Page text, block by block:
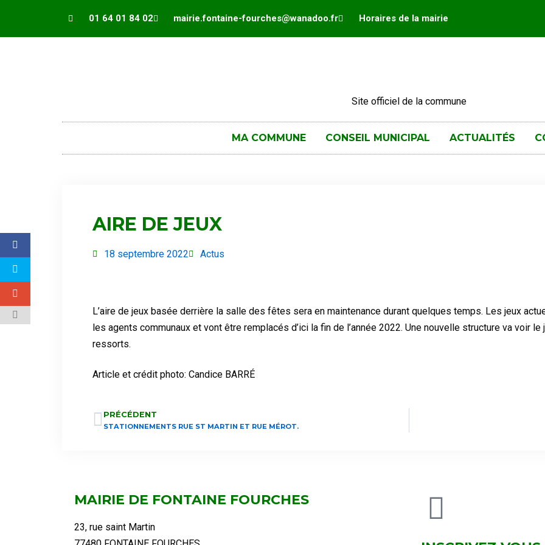
01 64 01 84 02 mairie.fontaine-fourches@wanadoo.fr Horaires de la mairie
Site officiel de la commune
MA COMMUNE CONSEIL MUNICIPAL ACTUALITÉS
AIRE DE JEUX
18 septembre 2022 Actus
L’aire de jeux basée derrière la salle des fêtes sera en maintenance durant quelques temps. Les jeux
les agents communaux et vont être remplacés d’ici la fin de l’année 2022. Une nouvelle structure va voir le
ressorts.
Article et crédit photo: Candice BARRÉ
PRÉCÉDENT
STATIONNEMENTS RUE ST MARTIN ET RUE MÉROT.
MAIRIE DE FONTAINE FOURCHES
23, rue saint Martin